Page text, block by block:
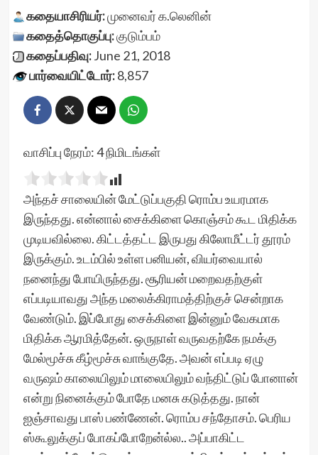
கதையாசிரியர்:முனைவர் க.லெனின்
கதைத்தொகுப்பு:குடும்பம்
கதைப்பதிவு:June 21, 2018
பார்வையிட்டோர்:8,857
வாசிப்பு நேரம்:4நிமிடங்கள்
அந்தச் சாலையின் மேட்டுப்பகுதி ரொம்ப உயரமாக
இருந்தது. என்னால் சைக்கிளை கொஞ்சம் கூட மிதிக்க
முடியவில்லை. கிட்டத்தட்ட இருபது கிலோமீட்டர் தூரம்
இருக்கும். உடம்பில் உள்ள பனியன், வியர்வையால்
நனைந்து போயிருந்தது. சூரியன் மறைவதற்குள்
எப்படியாவது அந்த மலைக்கிராமத்திற்குச் சென்றாக
வேண்டும். இப்போது சைக்கிளை இன்னும் வேகமாக
மிதிக்க ஆரமித்தேன். ஒருநாள் வருவதற்கே நமக்கு
மேல்மூச்சு கீழ்மூச்சு வாங்குதே. அவன் எப்படி ஏழு
வருஷம் காலையிலும் மாலையிலும் வந்திட்டுப் போனான்
என்று நினைக்கும் போதே மனசு கடுத்தது. நான்
ஐஞ்சாவது பாஸ் பண்ணேன். ரொம்ப சந்தோசம். பெரிய
ஸ்கூலுக்குப் போகப்போறேன்ல்ல.. அப்பாகிட்ட